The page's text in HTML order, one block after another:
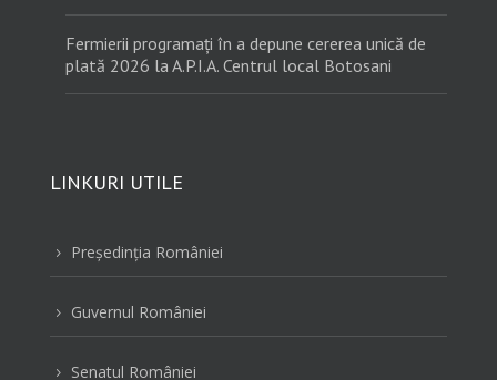
Fermierii programați în a depune cererea unică de
plată 2026 la A.P.I.A. Centrul local Botosani
LINKURI UTILE
5 Preşedinţia României
5 Guvernul României
5 Senatul României